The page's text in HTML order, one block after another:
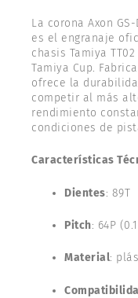
La corona Axon
es el engranaje
chasis Tamiya
Tamiya Cup.
ofrece la
competir al más
rendimiento
condiciones de
Características
Dientes: 89T
Pitch: 64P
Material: